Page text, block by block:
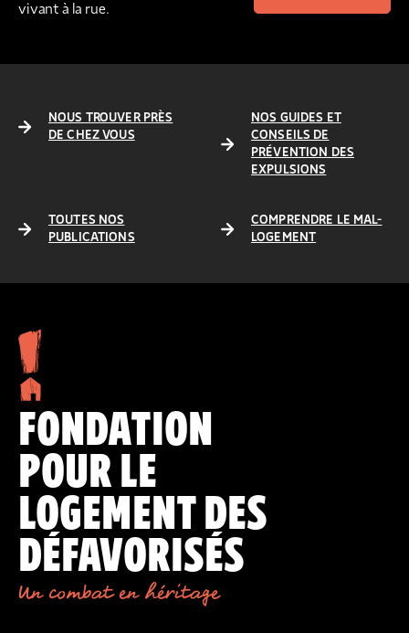
vivant à la rue.
NOUS TROUVER PRÈS
DE CHEZ VOUS
NOS GUIDES ET
CONSEILS DE
PRÉVENTION DES
EXPULSIONS
TOUTES NOS
PUBLICATIONS
COMPRENDRE LE MAL-
LOGEMENT
FONDATION
POUR LE
LOGEMENT DES
DÉFAVORISÉS
Un combat en héritage